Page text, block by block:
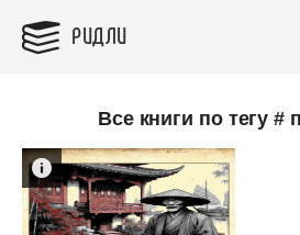
РИДЛИ
Все книги по тегу #